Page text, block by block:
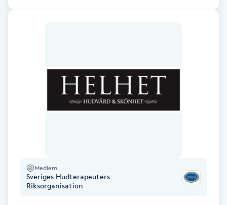
Friskvård
Funktionsanalys
Gel naglar
Medlem
Sveriges Hudterapeuters
Riksorganisation